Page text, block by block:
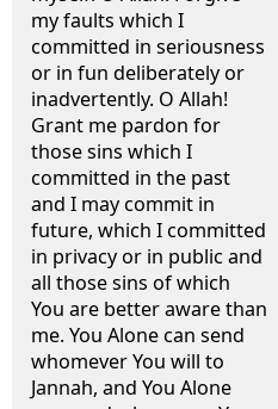
my faults which I
committed in seriousness
or in fun deliberately or
inadvertently. O Allah!
Grant me pardon for
those sins which I
committed in the past
and I may commit in
future, which I committed
in privacy or in public and
all those sins of which
You are better aware than
me. You Alone can send
whomever You will to
Jannah, and You Alone